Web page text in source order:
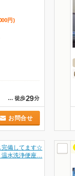
円 )
… 徒歩29分
お問合せ
完備してます☆
温水洗浄便座…